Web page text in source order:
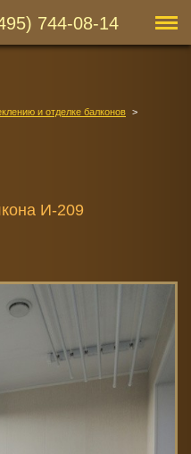
744-08-14
и отделке балконов
И-209